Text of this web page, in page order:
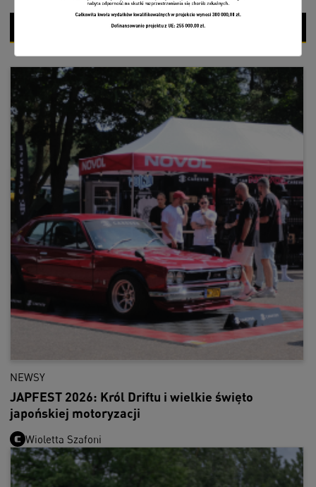
CZYTAJ WIĘCEJ
NEWSY
JAPFEST 2026: Król Driftu i wielkie święto
japońskiej motoryzacji
Wioletta Szafoni